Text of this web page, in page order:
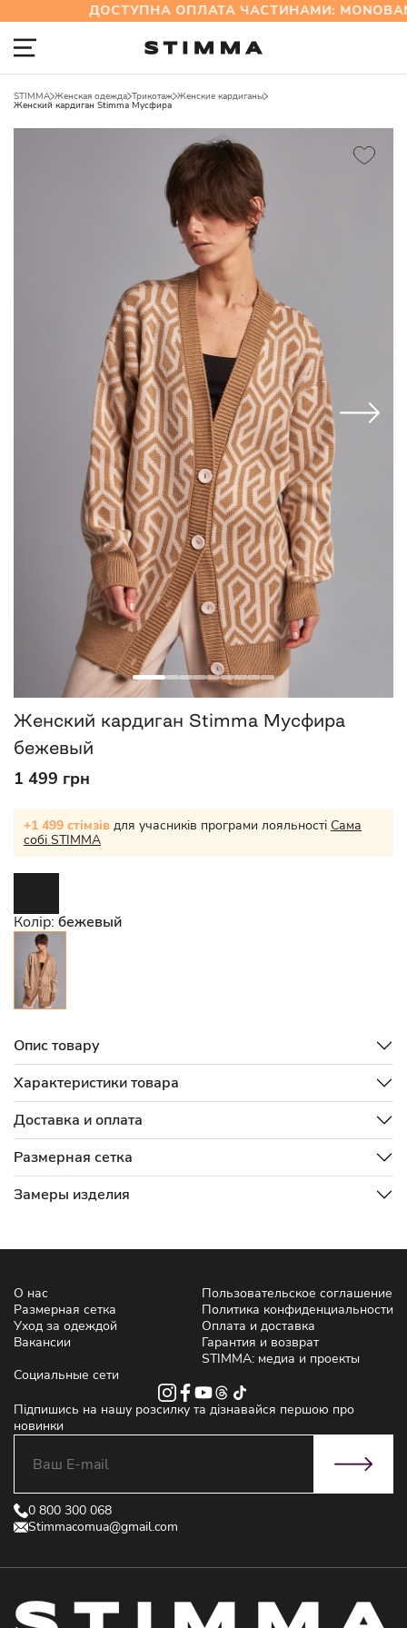
ДОСТУПНА ОПЛАТА ЧАСТИНАМИ:
STIMMA Женская одежда Трикотаж Женские кардиганы
Женский кардиган Stimma Мусфира
Женский кардиган Stimma Мусфира
бежевый
1 499 грн
+1 499 стімзів для учасників програми лояльності Сама
собі STIMMA
Колір: бежевый
Опис товару
Характеристики товара
Доставка и оплата
Размерная сетка
Замеры изделия
О нас
Размерная сетка
Уход за одеждой
Вакансии
Пользовательское соглашение
Политика конфиденциальности
Оплата и доставка
Гарантия и возврат
STIMMA: медиа и проекты
Социальные сети
Підпишись на нашу розсилку та дізнавайся першою про
новинки
0 800 300 068
Stimmacomua@gmail.com